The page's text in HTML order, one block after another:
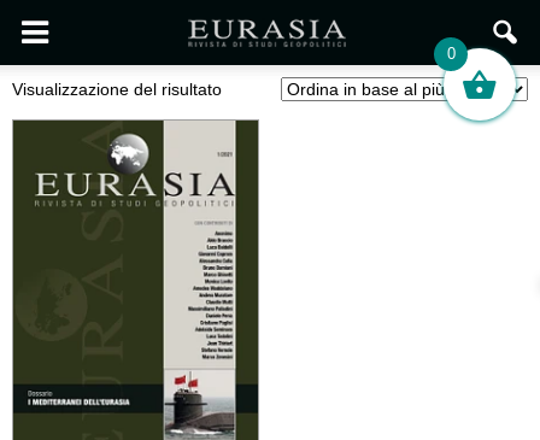
Visualizzazione del risultato
0